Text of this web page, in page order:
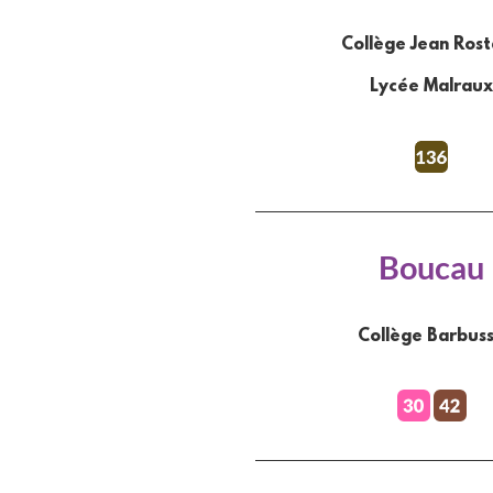
Collège Jean
Lycée Malraux
Boucau
Collège